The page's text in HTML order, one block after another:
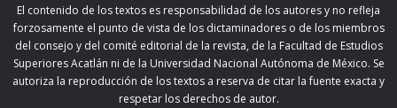
El contenido de los textos es responsabilidad de los autores y no refleja
forzosamente el punto de vista de los dictaminadores o de los miembros
del consejo y del comité editorial de la revista, de la Facultad de Estudios
Superiores Acatlán ni de la Universidad Nacional Autónoma de México. Se
autoriza la reproducción de los textos a reserva de citar la fuente exacta y
respetar los derechos de autor.